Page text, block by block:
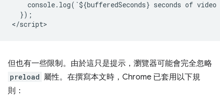
console.log(`${bufferedSeconds} seconds of
  });
但也有一些限制。由於這只是提示，瀏覽器可能會完全忽略
preload 屬性。在撰寫本文時，Chrome 已套用以下規
則：